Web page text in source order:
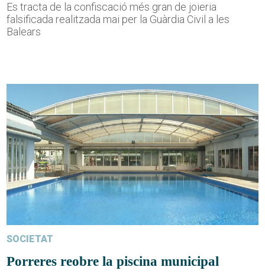
Es tracta de la confiscació més gran de joieria
falsificada realitzada mai per la Guàrdia Civil a les
Balears
SOCIETAT
Porreres reobre la piscina municipal